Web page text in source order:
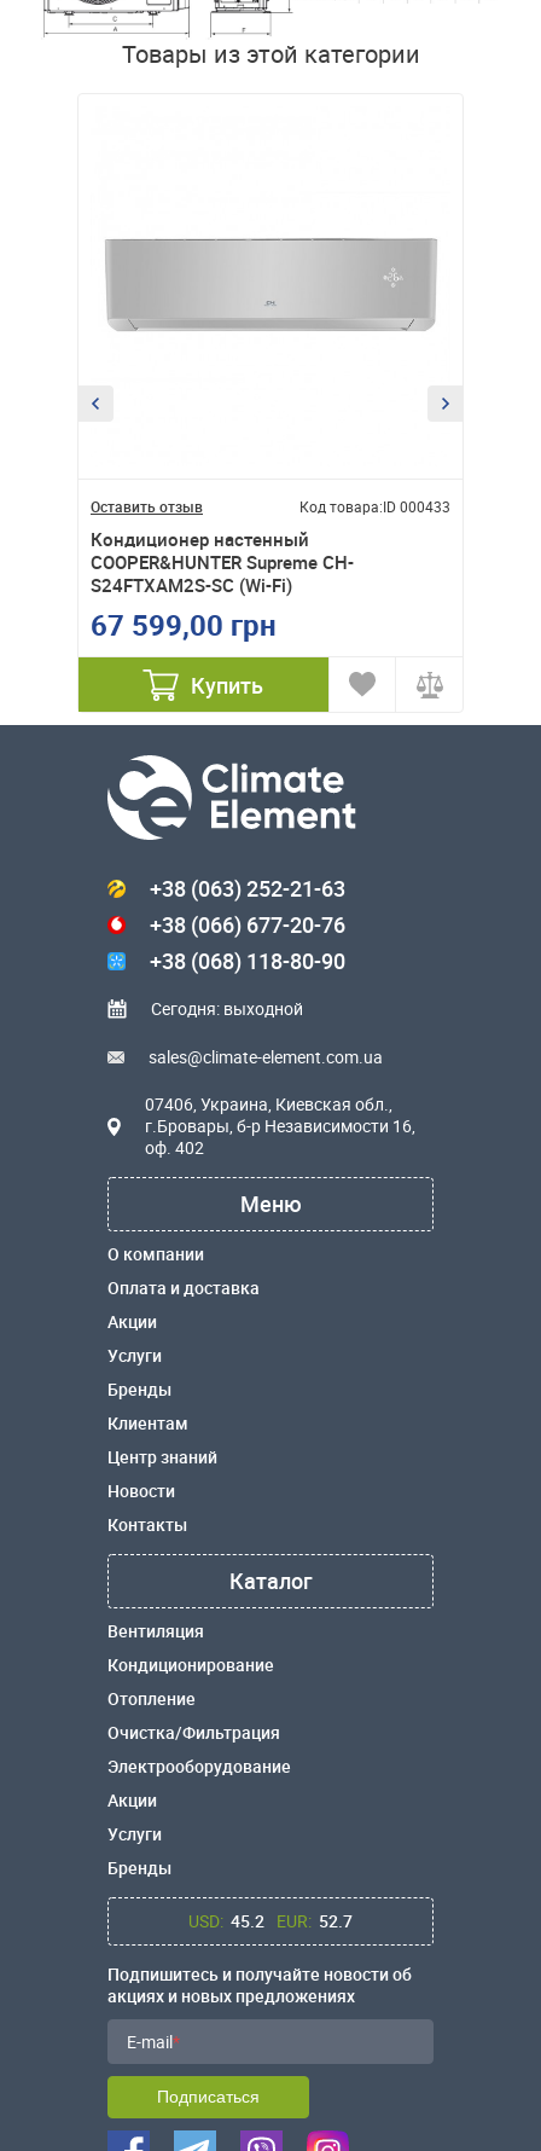
Товары из этой категории
Оставить отзыв Код товара:ID 000433
Кондиционер настенный
COOPER&HUNTER Supreme CH-
S24FTXAM2S-SC (Wi-Fi)
67 599,00 грн
Купить
+38 (063) 252-21-63
+38 (066) 677-20-76
+38 (068) 118-80-90
Сегодня: выходной
sales@climate-element.com.ua
07406, Украина, Киевская обл.,
г.Бровары, б-р Независимости 16,
оф. 402
Меню
О компании
Оплата и доставка
Акции
Услуги
Бренды
Клиентам
Центр знаний
Новости
Контакты
Каталог
Вентиляция
Кондиционирование
Отопление
Очистка/Фильтрация
Электрооборудование
Акции
Услуги
Бренды
USD: 45.2 EUR: 52.7
Подпишитесь и получайте новости об
акциях и новых предложениях
E-mail
Подписаться